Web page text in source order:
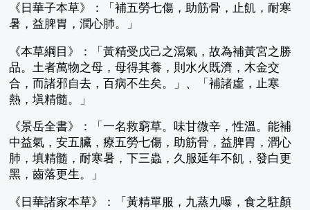
《日華子本草》：「補五勞七傷，助筋骨，止飢，耐寒
暑，益脾胃，潤心肺。」
《本草綱目》：「黃精受戊己之瀉氣，故為補黃宮之勝
品。土者萬物之母，母得其養，則水火既濟，木金交
合，而諸邪自去，百病不生矣。」、「補諸虛，止寒
熱，塡精髓。」
《景岳全書》：「一名救窮草。味甘微辛，性溫。能補
中益氣，安五臟，療五勞七傷，助筋骨，益脾胃，潤心
肺，填精髓，耐寒暑，下三蟲，久服延年不飢，發白更
黑，齒落更生。」
《日華諸家本草》：「黃精單服，九蒸九曝，食之駐顏